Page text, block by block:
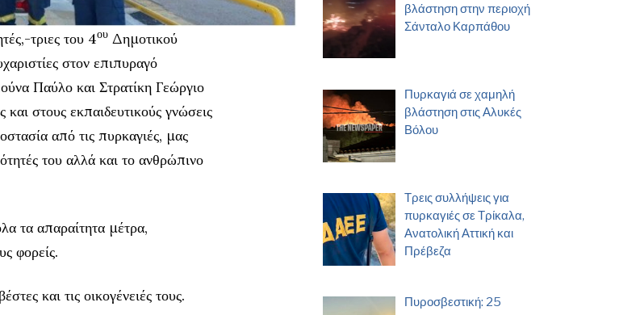
τριες του 4ου Δημοτικού
στον επιπυραγό
Παύλο και Στρατίκη Γεώργιο
στους εκπαιδευτικούς γνώσεις
από τις πυρκαγιές, μας
του αλλά και το ανθρώπινο
τα απαραίτητα μέτρα,
φορείς.
και τις οικογένειές τους.
βλάστηση στην περιοχή
Σάνταλο Καρπάθου
Πυρκαγιά σε χαμηλή
βλάστηση στις Αλυκές
Βόλου
Τρεις συλλήψεις για
πυρκαγιές σε Τρίκαλα,
Ανατολική Αττική και
Πρέβεζα
Πυροσβεστική: 25